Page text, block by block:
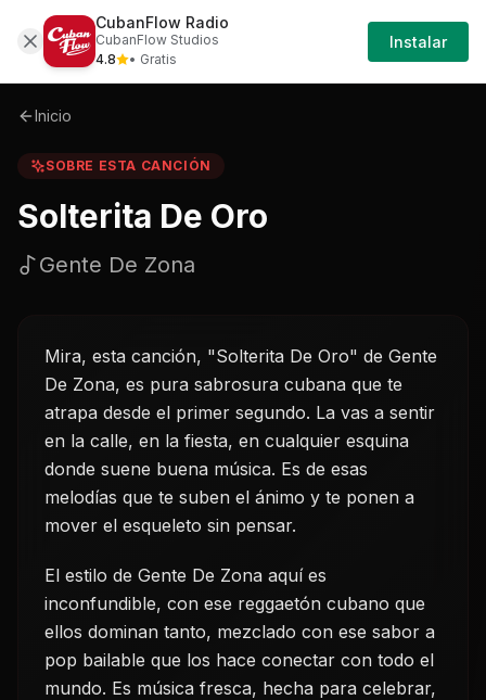
Sobre Solterita-de-oro-gente-de-zona
Iniciar
Sesión
Inicio
SOBRE ESTA CANCIÓN
Solterita De Oro
Gente De Zona
Mira, esta canción, "Solterita De Oro" de Gente
De Zona, es pura sabrosura cubana que te
atrapa desde el primer segundo. La vas a sentir
en la calle, en la fiesta, en cualquier esquina
donde suene buena música. Es de esas
melodías que te suben el ánimo y te ponen a
mover el esqueleto sin pensar.
El estilo de Gente De Zona aquí es
inconfundible, con ese reggaetón cubano que
ellos dominan tanto, mezclado con ese sabor a
pop bailable que los hace conectar con todo el
mundo. Es música fresca, hecha para celebrar,
CubanFlow Radio
CubanFlow Studios
4.8
• Gratis
Instalar